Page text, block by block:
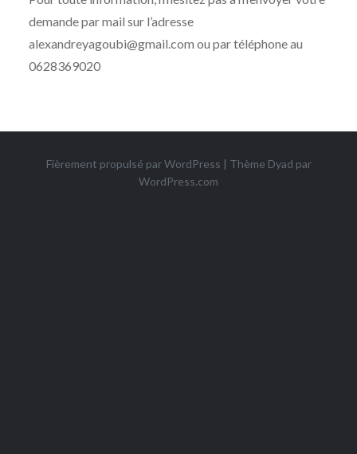
demande par mail sur l’adresse
alexandreyagoubi@gmail.com ou par téléphone au
0628369020
Fièrement propulsé par WordPress | Thème Dyad par
WordPress.com